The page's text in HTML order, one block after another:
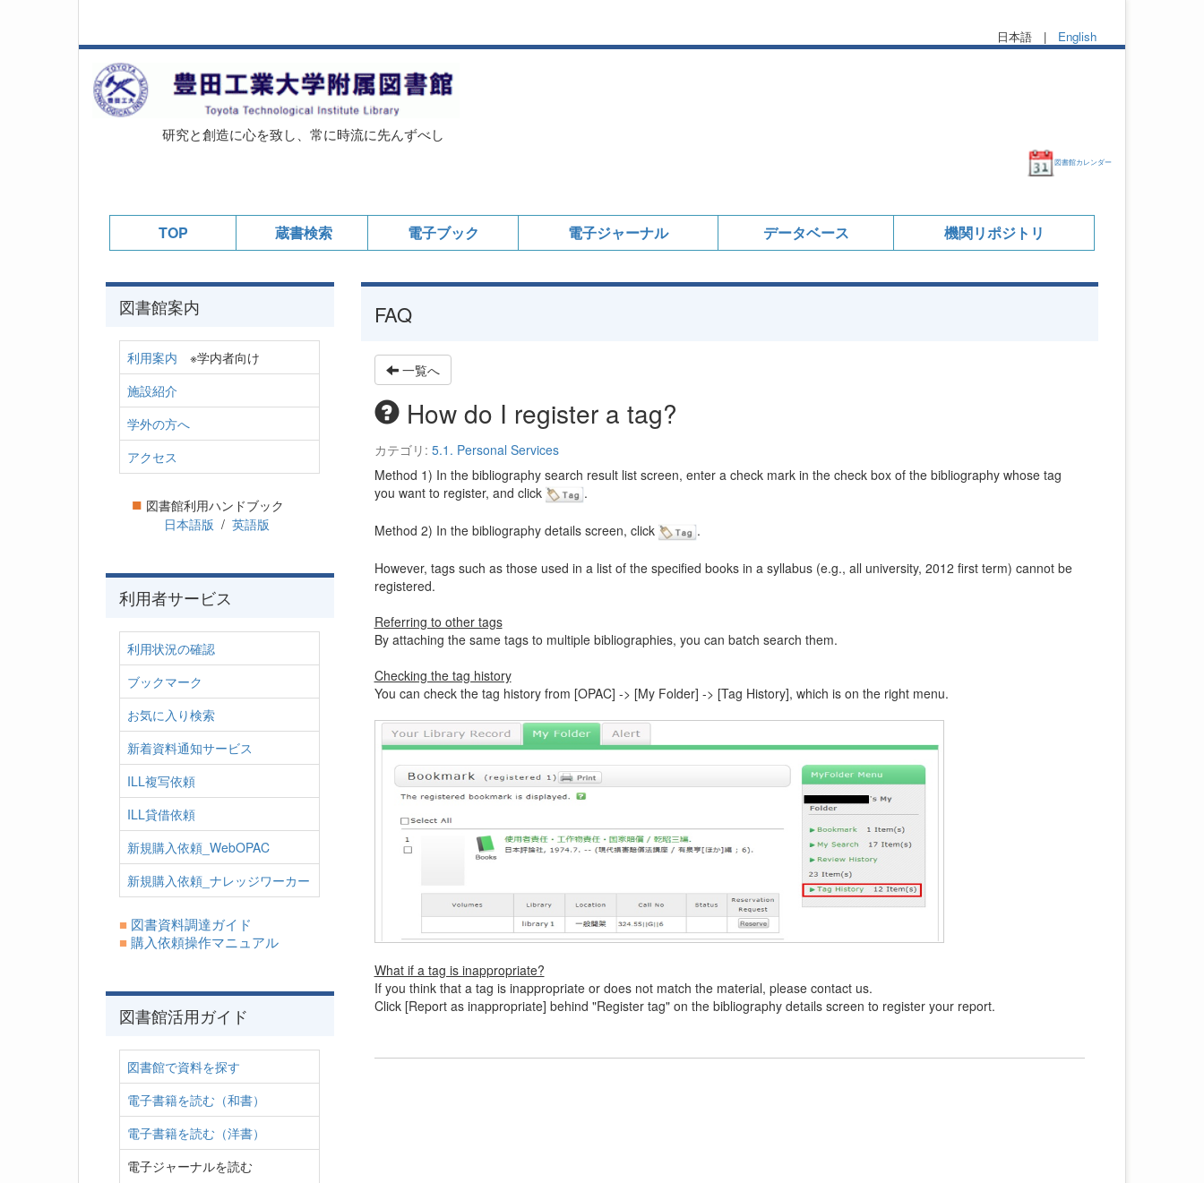
日本語 | English
研究と創造に心を致し、常に時流に先んずべし
図書館カレンダー
TOP 蔵書検索 電子ブック 電子ジャーナル データベース 機関リポジトリ
FAQ
一覧へ
How do I register a tag?
カテゴリ: 5.1. Personal Services
Method 1) In the bibliography search result list screen, enter a check mark in the check box of the bibliography whose tag
you want to register, and click
.
Method 2) In the bibliography details screen, click .
However, tags such as those used in a list of the specified books in a syllabus (e.g., all university, 2012 first term) cannot be
registered.
Referring to other tags
By attaching the same tags to multiple bibliographies, you can batch search them.
Checking the tag history
You can check the tag history from [OPAC] -> [My Folder] -> [Tag History], which is on the right menu.
What if a tag is inappropriate?
If you think that a tag is inappropriate or does not match the material, please contact us.
Click [Report as inappropriate] behind "Register tag" on the bibliography details screen to register your report.
図書館案内
利用案内 ※学内者向け
施設紹介
学外の方へ
アクセス
■ 図書館利用ハンドブック
日本語版 / 英語版
利用者サービス
利用状況の確認
ブックマーク
お気に入り検索
新着資料通知サービス
ILL複写依頼
ILL貸借依頼
新規購入依頼_WebOPAC
新規購入依頼_ナレッジワーカー
■ 図書資料調達ガイド
■購入依頼操作マニュアル
図書館活用ガイド
図書館で資料を探す
電子書籍を読む（和書）
電子書籍を読む（洋書）
電子ジャーナルを読む